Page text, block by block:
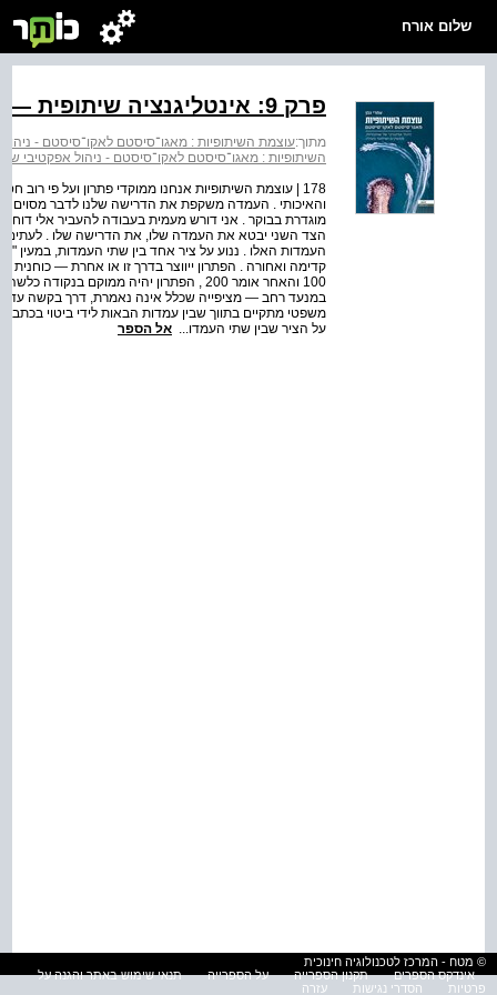
שלום אורח
פרק 9: אינטליגנציה שיתופית — "דבר אלי בצרכים..."
מתוך:עוצמת השיתופיות : מאגו־סיסטם לאקו־סיסטם -
השיתופיות : מאגו־סיסטם לאקו־סיסטם - ניהול אפקטיבי
178 | עוצמת השיתופיות אנחנו ממוקדי פתרון ועל פי
והאיכותי . העמדה משקפת את הדרישה שלנו לדבר מסוים
מוגדרת בבוקר . אני דורש מעמית בעבודה להעביר אלי דוח
הצד השני יבטא את העמדה שלו, את הדרישה שלו . לעתים
העמדות האלו . ננוע על ציר אחד בין שתי העמדות, במעין
קדימה ואחורה . הפתרון ייווצר בדרך זו או אחרת —
100 והאחר אומר 200 , הפתרון יהיה ממוקם
במנעד רחב — מציפייה שכלל אינה נאמרת, דרך בקשה
משפטי מתקיים בתווך שבין עמדות הבאות לידי ביטוי
על הציר שבין שתי העמדו... אל הספר
© מטח - המרכז לטכנולוגיה חינוכית
אינדקס הספרים
תקנון הספרייה על הספרייה
תנאי שימוש באתר והגנה על
פרטיות
הסדרי נגישות עזרה